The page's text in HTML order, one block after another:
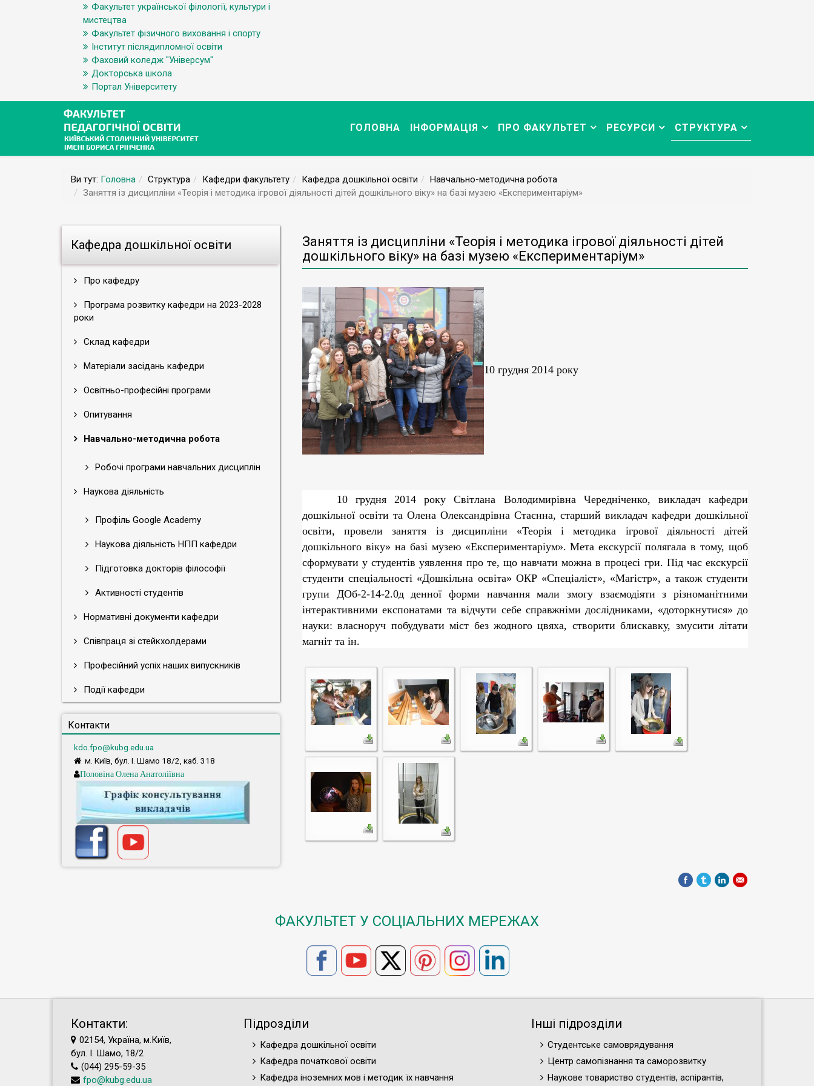
Факультет української філології, культури і
мистецтва
Факультет фізичного виховання і спорту
Інститут післядипломної освіти
Фаховий коледж "Універсум"
Докторська школа
Портал Університету
ГОЛОВНА ІНФОРМАЦІЯ ПРО ФАКУЛЬТЕТ РЕСУРСИ СТРУКТУРА
Ви тут: Головна Структура Кафедри факультету Кафедра дошкільної освіти
Навчально-методична робота
Заняття із дисципліни «Теорія і методика ігрової діяльності дітей дошкільного віку» на базі музею «Експериментаріум»
Кафедра дошкільної освіти
Про кафедру
Програма розвитку кафедри на 2023-2028
роки
Склад кафедри
Матеріали засідань кафедри
Освітньо-професійні програми
Опитування
Навчально-методична робота
Робочі програми навчальних дисциплін
Наукова діяльність
Профіль Google Academy
Наукова діяльність НПП кафедри
Підготовка докторів філософії
Активності студентів
Нормативні документи кафедри
Співпраця зі стейкхолдерами
Професійний успіх наших випускників
Події кафедри
Контакти
kdo.fpo@kubg.edu.ua
м. Київ, бул. І. Шамо 18/2, каб. 318
Половіна Олена Анатоліївна
Заняття із дисципліни «Теорія і методика ігрової діяльності дітей
дошкільного віку» на базі музею «Експериментаріум»
10 грудня 2014 року
10 грудня 2014 року Світлана Володимирівна Чередніченко, викладач кафедри
дошкільної освіти та Олена Олександрівна Стаєнна, старший викладач кафедри дошкільної
освіти, провели заняття із дисципліни «Теорія і методика ігрової діяльності дітей
дошкільного віку» на базі музею «Експериментаріум».Мета екскурсії полягала в тому, щоб
сформувати у студентів уявлення про те, що навчати можна в процесі гри. Під час екскурсії
студенти спеціальності «Дошкільна освіта» ОКР «Спеціаліст», «Магістр», а також студенти
групи
ДОб-2-14-2.0д денної форми навчання мали змогу взаємодіяти з різноманітними
інтерактивними експонатами та відчути себе справжніми дослідниками, «доторкнутися» до
науки: власноруч побудувати міст без жодного цвяха, створити блискавку, змусити літати
магніт та ін.
ФАКУЛЬТЕТ У СОЦІАЛЬНИХ МЕРЕЖАХ
Контакти:
02154, Україна, м.Київ,
бул. І. Шамо, 18/2
(044) 295-59-35
fpo@kubg.edu.ua
Підрозділи
Кафедра дошкільної освіти
Кафедра початкової освіти
Кафедра іноземних мов і методик їх навчання
Інші підрозділи
Студентське самоврядування
Центр самопізнання та саморозвитку
Наукове товариство студентів, аспірантів,